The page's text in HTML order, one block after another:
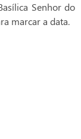
Senhor do
marcar a data.